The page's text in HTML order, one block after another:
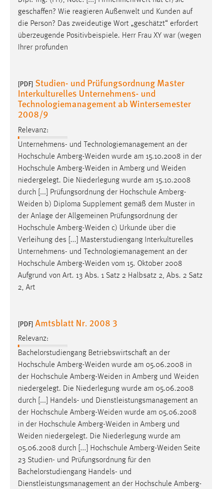
geschaffen? Wie reagieren Außenwelt und Kunden auf
die Person? Das zweideutige Wort „geschätzt“ erfordert
überzeugende Positivbeispiele. Herr Frau XY war (wegen
Ihrer profunden
[PDF] Studien- und Prüfungsordnung Master
Interkulturelles Unternehmens- und
Technologiemanagement ab Wintersemester
2008/9
Relevanz:
Unternehmens- und Technologiemanagement an der
Hochschule Amberg-Weiden wurde am 15.10.2008 in der
Hochschule Amberg-Weiden in Amberg und Weiden
niedergelegt. Die Niederlegung wurde am 15.10.2008
durch [...] Prüfungsordnung der Hochschule Amberg-
Weiden b) Diploma Supplement gemäß dem Muster in
der Anlage der Allgemeinen Prüfungsordnung der
Hochschule Amberg-Weiden c) Urkunde über die
Verleihung des [...] Masterstudiengang Interkulturelles
Unternehmens- und Technologiemanagement an der
Hochschule Amberg-Weiden vom 15. Oktober 2008
Aufgrund von Art. 13 Abs. 1 Satz 2 Halbsatz 2, Abs. 2 Satz
2, Art
[PDF] Amtsblatt Nr. 2008 3
Relevanz:
Bachelorstudiengang Betriebswirtschaft an der
Hochschule Amberg-Weiden wurde am 05.06.2008 in
der Hochschule Amberg-Weiden in Amberg und Weiden
niedergelegt. Die Niederlegung wurde am 05.06.2008
durch [...] Handels- und Dienstleistungsmanagement an
der Hochschule Amberg-Weiden wurde am 05.06.2008
in der Hochschule Amberg-Weiden in Amberg und
Weiden niedergelegt. Die Niederlegung wurde am
05.06.2008 durch [...] Hochschule Amberg-Weiden Seite
23 Studien- und Prüfungsordnung für den
Bachelorstudiengang Handels- und
Dienstleistungsmanagement an der Hochschule Amberg-